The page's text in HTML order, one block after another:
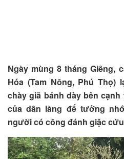
Ngày mùng 8 tháng Giêng,
Hóa (Tam Nông, Phú Thọ)
chày giã bánh dày bên
của dân làng để tưởng
người có công đánh giặc